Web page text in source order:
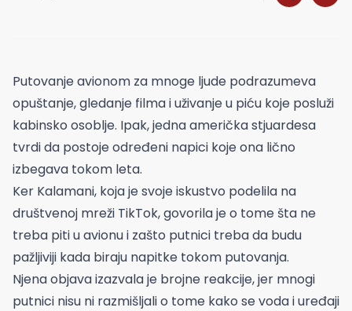
Putovanje avionom za mnoge ljude podrazumeva
opuštanje, gledanje filma i uživanje u piću koje posluži
kabinsko osoblje. Ipak, jedna američka stjuardesa
tvrdi da postoje određeni napici koje ona lično
izbegava tokom leta.
Ker Kalamani, koja je svoje iskustvo podelila na
društvenoj mreži TikTok, govorila je o tome šta ne
treba piti u avionu i zašto putnici treba da budu
pažljiviji kada biraju napitke tokom putovanja.
Njena objava izazvala je brojne reakcije, jer mnogi
putnici nisu ni razmišljali o tome kako se voda i uređaji